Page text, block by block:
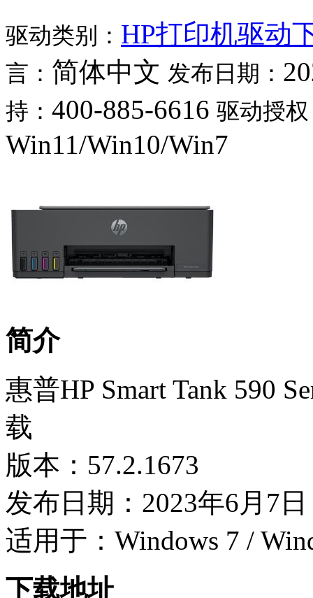
驱动类别： HP打印机驱动
言： 简体中文 发布日期：
持： 400-885-6616 驱动授
Win11/Win10/Win7
简介
惠普HP Smart Tank 590
载
版本：57.2.1673
发布日期：2023年6月7日
适用于：Windows 7 /
下载地址